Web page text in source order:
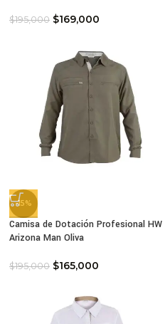
$195,000 $169,000
-15%
Camisa de Dotación Profesional HW
Arizona Man Oliva
$195,000 $165,000